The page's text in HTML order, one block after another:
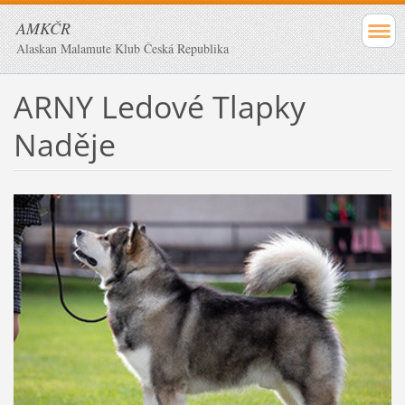
AMKČR
Alaskan Malamute Klub Česká Republika
ARNY Ledové Tlapky
Naděje